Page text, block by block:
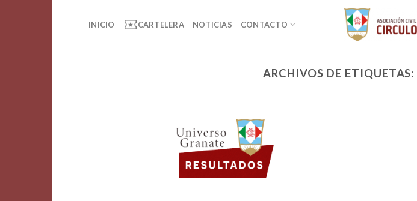
INICIO local_activityCARTELERA NOTICIAS CONTACTO
ARCHIVOS DE ETIQUETAS: